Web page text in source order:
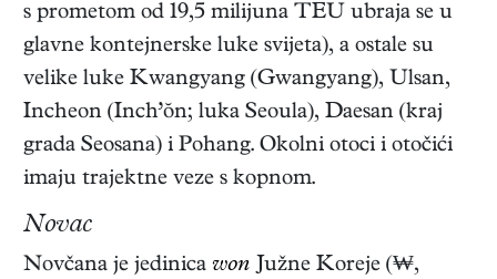
s prometom od 19,5 milijuna TEU ubraja se u
glavne kontejnerske luke svijeta), a ostale su
velike luke Kwangyang (Gwangyang), Ulsan,
Incheon (Inch’ŏn; luka Seoula), Daesan (kraj
grada Seosana) i Pohang. Okolni otoci i otočići
imaju trajektne veze s kopnom.
Novac
Novčana je jedinica won Južne Koreje (₩,